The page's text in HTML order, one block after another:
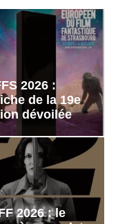
2026 :
de la 19e
dévoilée
2026 : le